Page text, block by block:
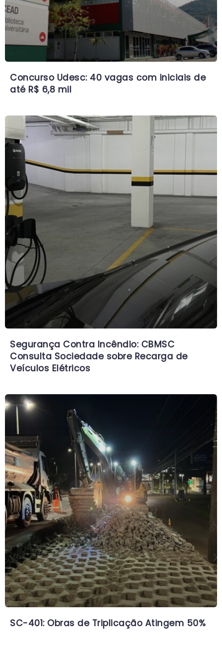
Concurso Udesc: 40 vagas com iniciais de
até R$ 6,8 mil
Segurança Contra Incêndio: CBMSC
Consulta Sociedade sobre Recarga de
Veículos Elétricos
SC-401: Obras de Triplicação Atingem 50%